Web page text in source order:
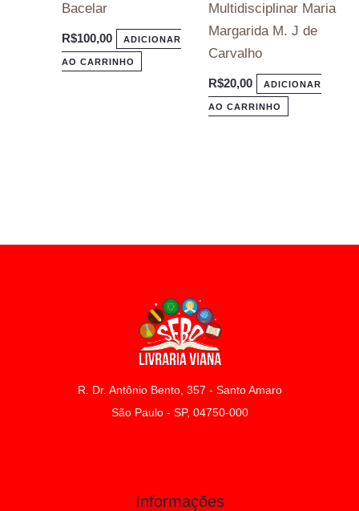
Bacelar
R$100,00 ADICIONAR
AO CARRINHO
Multidisciplinar Maria
Margarida M. J de
Carvalho
R$20,00 ADICIONAR
AO CARRINHO
R. Dr. Antônio Bento, 357 - Santo Amaro
São Paulo - SP, 04750-000
Informações